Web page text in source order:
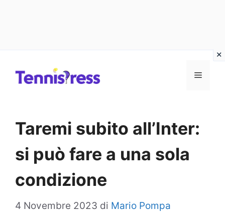
MENU
Taremi subito all’Inter:
si può fare a una sola
condizione
4 Novembre 2023 di Mario Pompa